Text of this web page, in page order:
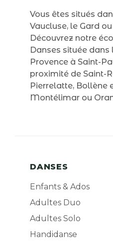
Vous êtes situés
Vaucluse, le Gard ou
Découvrez notre
Danses située dans
Provence à Saint-
proximité de Saint-
Pierrelatte, Bollène
Montélimar ou
DANSES
Enfants & Ados
Adultes Duo
Adultes Solo
Handidanse